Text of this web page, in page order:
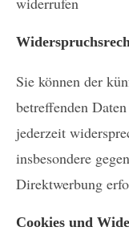
Sie können der
betreffenden
jederzeit
insbesondere
Direktwerbung
Cookies und